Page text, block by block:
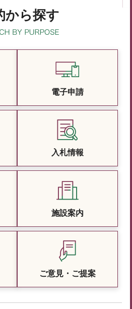
から探す
電子申請
入札情報
施設案内
ご意見・ご提案